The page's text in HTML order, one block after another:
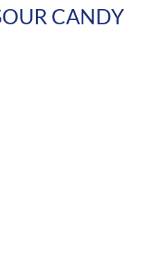
CANDY